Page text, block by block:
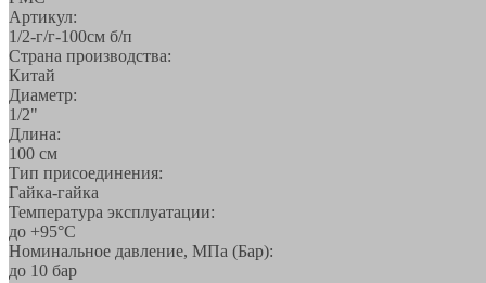
Артикул:
1/2-г/г-100см б/п
Страна производства:
Китай
Диаметр:
1/2"
Длина:
100 см
Тип присоединения:
Гайка-гайка
Температура эксплуатации:
до +95°С
Номинальное давление, МПа (Бар):
до 10 бар